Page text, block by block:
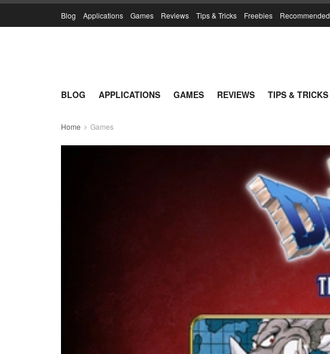
Blog Applications Games Reviews Tips & Tricks Freebies Recommended
BLOG APPLICATIONS GAMES REVIEWS TIPS & TRICKS
Home Games